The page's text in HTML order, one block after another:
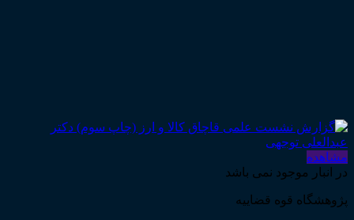
مشاهده
در انبار موجود نمی باشد
پژوهشگاه قوه قضاییه